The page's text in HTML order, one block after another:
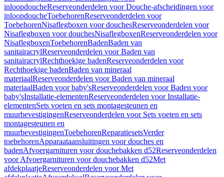
inloopdoucheReserveonderdelen voor Douche-afscheidingen voor
inloopdoucheToebehorenReserveonderdelen voor
ToebehorenNisaflegboxen voor douchesReserveonderdelen voor
Nisaflegboxen voor douchesNisaflegboxenReserveonderdelen voor
NisaflegboxenToebehorenBadenBaden van
sanitairacrylReserveonderdelen voor Baden van
sanitairacrylRechthoekige badenReserveonderdelen voor
Rechthoekige badenBaden van mineraal
materiaalReserveonderdelen voor Baden van mineraal
materiaalBaden voor baby'sReserveonderdelen voor Baden voor
baby'sInstallatie-elementenReserveonderdelen voor Installatie-
elementenSets voeten en sets montagesteunen en
muurbevestigingenReserveonderdelen voor Sets voeten en sets
montagesteunen en
muurbevestigingenToebehorenReparatiesetsVerder
toebehorenApparaataansluitingen voor douches en
badenAfvoergarnituren voor douchebakken d52Reserveonderdelen
voor Afvoergarnituren voor douchebakken d52Met
afdekplaatjeReserveonderdelen voor Met